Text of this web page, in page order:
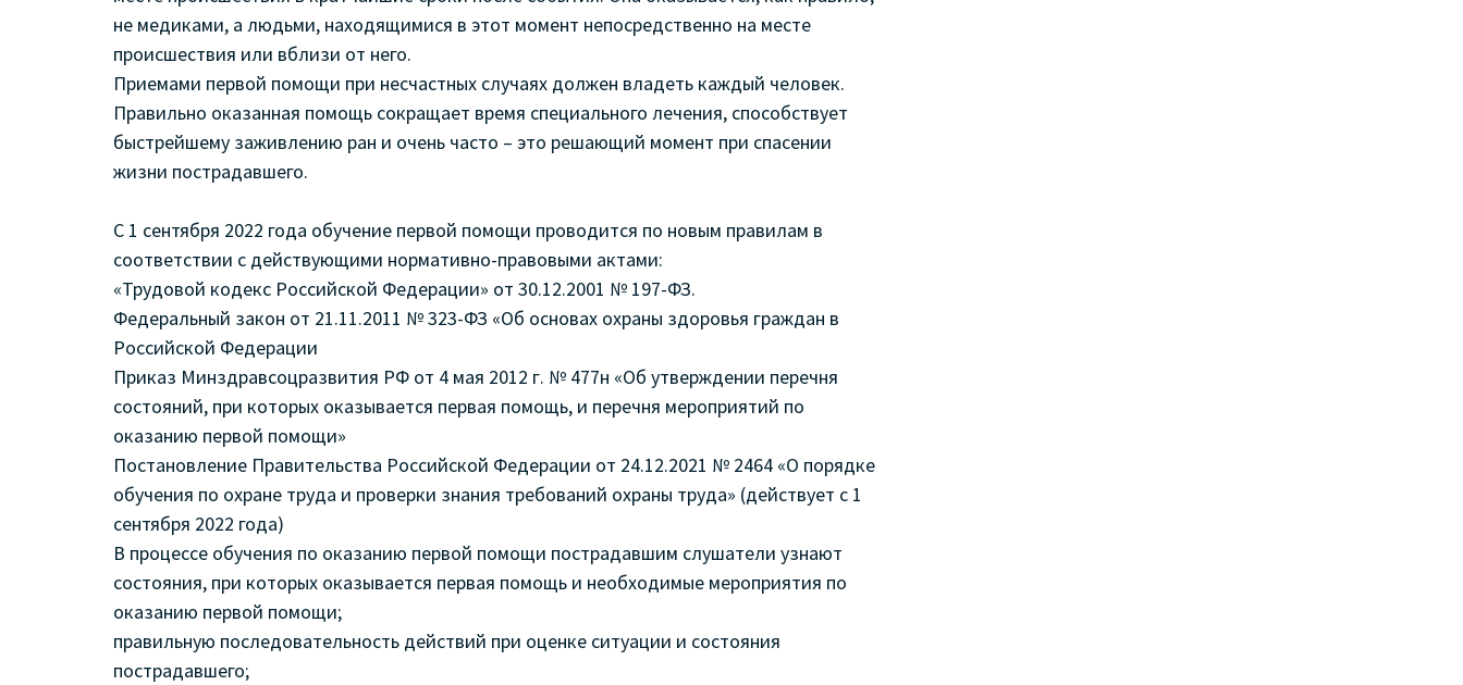
не медиками, а людьми, находящимися в этот момент непосредственно на месте
происшествия или вблизи от него.
Приемами первой помощи при несчастных случаях должен владеть каждый человек.
Правильно оказанная помощь сокращает время специального лечения, способствует
быстрейшему заживлению ран и очень часто – это решающий момент при спасении
жизни пострадавшего.
С 1 сентября 2022 года обучение первой помощи проводится по новым правилам в
соответствии с действующими нормативно-правовыми актами:
«Трудовой кодекс Российской Федерации» от 30.12.2001 № 197-ФЗ.
Федеральный закон от 21.11.2011 № 323-ФЗ «Об основах охраны здоровья граждан в
Российской Федерации
Приказ Минздравсоцразвития РФ от 4 мая 2012 г. № 477н «Об утверждении перечня
состояний, при которых оказывается первая помощь, и перечня мероприятий по
оказанию первой помощи»
Постановление Правительства Российской Федерации от 24.12.2021 № 2464 «О порядке
обучения по охране труда и проверки знания требований охраны труда» (действует с 1
сентября 2022 года)
В процессе обучения по оказанию первой помощи пострадавшим слушатели узнают
состояния, при которых оказывается первая помощь и необходимые мероприятия по
оказанию первой помощи;
правильную последовательность действий при оценке ситуации и состояния
пострадавшего;